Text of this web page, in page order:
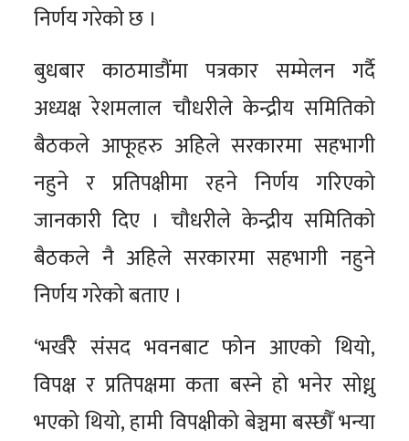
निर्णय गरेको छ ।
बुधबार काठमाडौंमा पत्रकार सम्मेलन गर्दै
अध्यक्ष रेशमलाल चौधरीले केन्द्रीय समितिको
बैठकले आफूहरु अहिले सरकारमा सहभागी
नहुने र प्रतिपक्षीमा रहने निर्णय गरिएको
जानकारी दिए । चौधरीले केन्द्रीय समितिको
बैठकले नै अहिले सरकारमा सहभागी नहुने
निर्णय गरेको बताए ।
‘भर्खरै संसद भवनबाट फोन आएको थियो,
विपक्ष र प्रतिपक्षमा कता बस्ने हो भनेर सोध्नु
भएको थियो, हामी विपक्षीको बेञ्चमा बस्छौँ भन्या